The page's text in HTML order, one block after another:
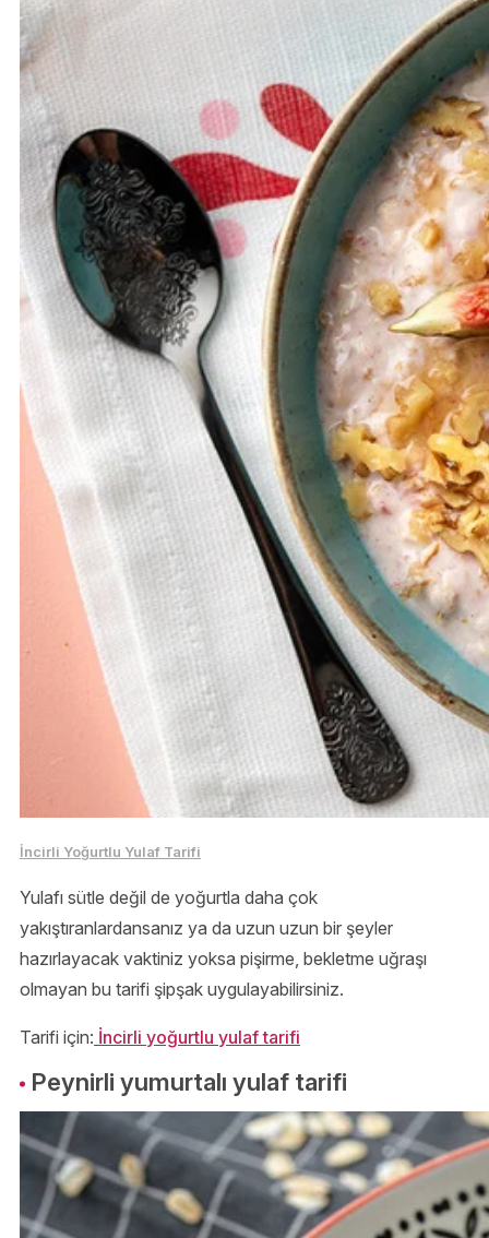
İncirli Yoğurtlu Yulaf Tarifi
Yulafı sütle değil de yoğurtla daha çok
yakıştıranlardansanız ya da uzun uzun bir şeyler
hazırlayacak vaktiniz yoksa pişirme, bekletme uğraşı
olmayan bu tarifi şipşak uygulayabilirsiniz.
Tarifi için: İncirli yoğurtlu yulaf tarifi
Peynirli yumurtalı yulaf tarifi